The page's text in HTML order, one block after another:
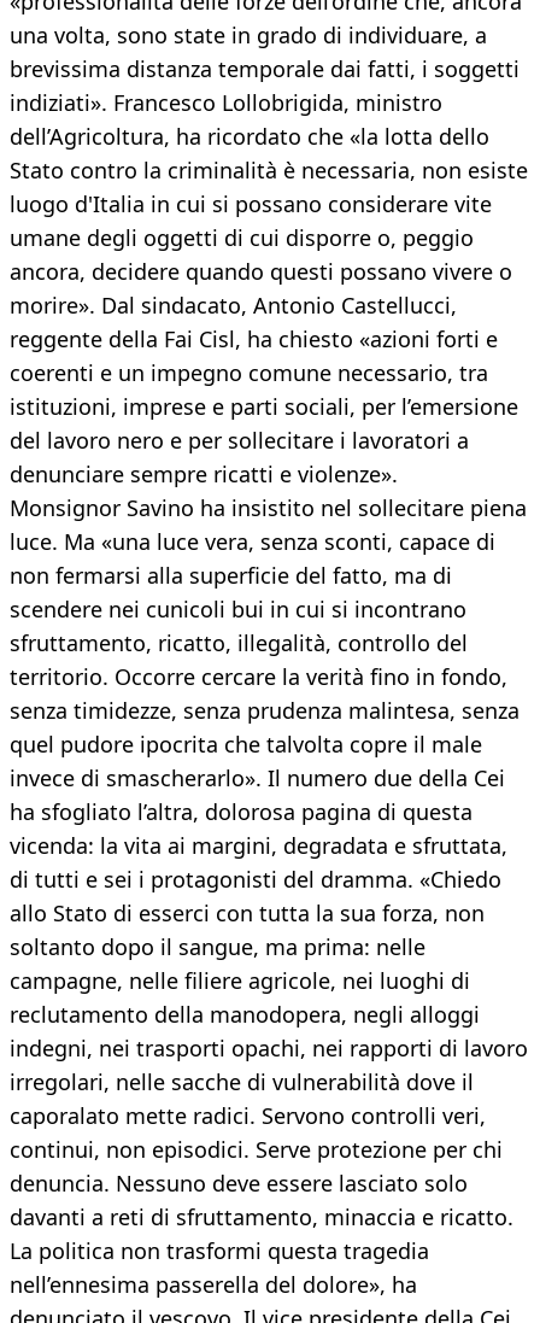
una volta, sono state in grado di individuare, a
brevissima distanza temporale dai fatti, i soggetti
indiziati». Francesco Lollobrigida, ministro
dell’Agricoltura, ha ricordato che «la lotta dello
Stato contro la criminalità è necessaria, non esiste
luogo d'Italia in cui si possano considerare vite
umane degli oggetti di cui disporre o, peggio
ancora, decidere quando questi possano vivere o
morire». Dal sindacato, Antonio Castellucci,
reggente della Fai Cisl, ha chiesto «azioni forti e
coerenti e un impegno comune necessario, tra
istituzioni, imprese e parti sociali, per l’emersione
del lavoro nero e per sollecitare i lavoratori a
denunciare sempre ricatti e violenze».
Monsignor Savino ha insistito nel sollecitare piena
luce. Ma «una luce vera, senza sconti, capace di
non fermarsi alla superficie del fatto, ma di
scendere nei cunicoli bui in cui si incontrano
sfruttamento, ricatto, illegalità, controllo del
territorio. Occorre cercare la verità fino in fondo,
senza timidezze, senza prudenza malintesa, senza
quel pudore ipocrita che talvolta copre il male
invece di smascherarlo». Il numero due della Cei
ha sfogliato l’altra, dolorosa pagina di questa
vicenda: la vita ai margini, degradata e sfruttata,
di tutti e sei i protagonisti del dramma. «Chiedo
allo Stato di esserci con tutta la sua forza, non
soltanto dopo il sangue, ma prima: nelle
campagne, nelle filiere agricole, nei luoghi di
reclutamento della manodopera, negli alloggi
indegni, nei trasporti opachi, nei rapporti di lavoro
irregolari, nelle sacche di vulnerabilità dove il
caporalato mette radici. Servono controlli veri,
continui, non episodici. Serve protezione per chi
denuncia. Nessuno deve essere lasciato solo
davanti a reti di sfruttamento, minaccia e ricatto.
La politica non trasformi questa tragedia
nell’ennesima passerella del dolore», ha